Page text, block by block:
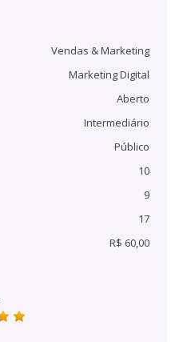
Vendas & Marketing
Marketing Digital
Aberto
Intermediário
Público
10
9
17
R$ 60,00